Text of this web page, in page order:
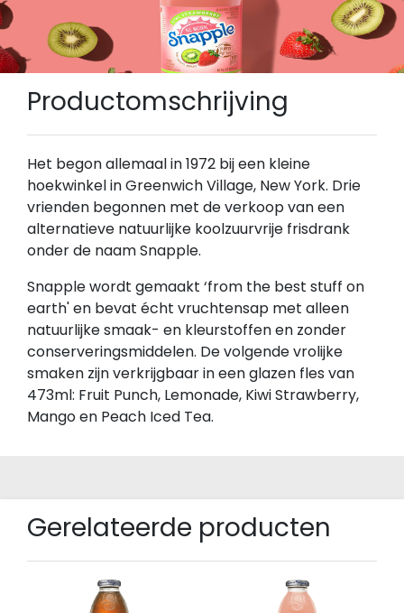
Productomschrijving
Het begon allemaal in 1972 bij een kleine
hoekwinkel in Greenwich Village, New York. Drie
vrienden begonnen met de verkoop van een
alternatieve natuurlijke koolzuurvrije frisdrank
onder de naam Snapple.
Snapple wordt gemaakt ‘from the best stuff on
earth' en bevat écht vruchtensap met alleen
natuurlijke smaak- en kleurstoffen en zonder
conserveringsmiddelen. De volgende vrolijke
smaken zijn verkrijgbaar in een glazen fles van
473ml: Fruit Punch, Lemonade, Kiwi Strawberry,
Mango en Peach Iced Tea.
Gerelateerde producten